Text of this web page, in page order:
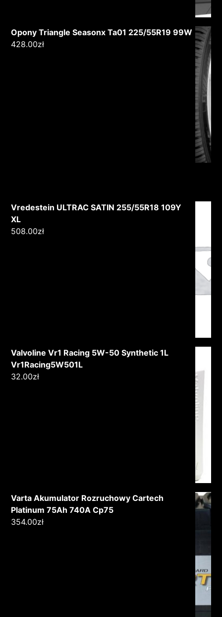
Opony Triangle Seasonx Ta01 225/55R19 99W
428.00zł
Vredestein ULTRAC SATIN 255/55R18 109Y
XL
508.00zł
Valvoline Vr1 Racing 5W-50 Synthetic 1L
Vr1Racing5W501L
32.00zł
Varta Akumulator Rozruchowy Cartech
Platinum 75Ah 740A Cp75
354.00zł